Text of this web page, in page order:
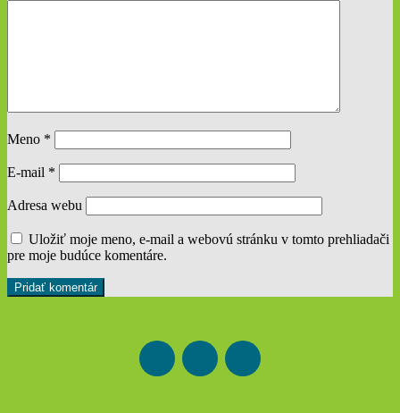
Meno *
E-mail *
Adresa webu
Uložiť moje meno, e-mail a webovú stránku v tomto prehliadači
pre moje budúce komentáre.